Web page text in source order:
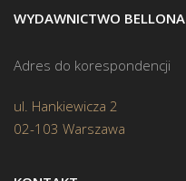
WYDAWNICTWO BELLONA
Adres do korespondencji
ul. Hankiewicza 2
02-103 Warszawa